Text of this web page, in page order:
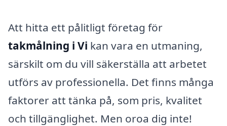
Att hitta ett pålitligt företag för
takmålning i Vi kan vara en utmaning,
särskilt om du vill säkerställa att arbetet
utförs av professionella. Det finns många
faktorer att tänka på, som pris, kvalitet
och tillgänglighet. Men oroa dig inte!